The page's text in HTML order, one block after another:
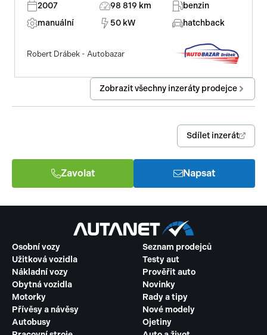
2007 98 819 km
benzin
manuální
50 kW hatchback
Robert Drábek - Autobazar
Zobrazit všechny inzeráty prodejce
Sdílet inzerát
Zavolat Napsat
Osobní vozy
Užitková vozidla
Nákladní vozy
Obytná vozidla
Motorky
Přívěsy a návěsy
Autobusy
Seznam prodejců
Testy aut
Prověřit auto
Novinky
Rady a tipy
Nové modely
Ojetiny